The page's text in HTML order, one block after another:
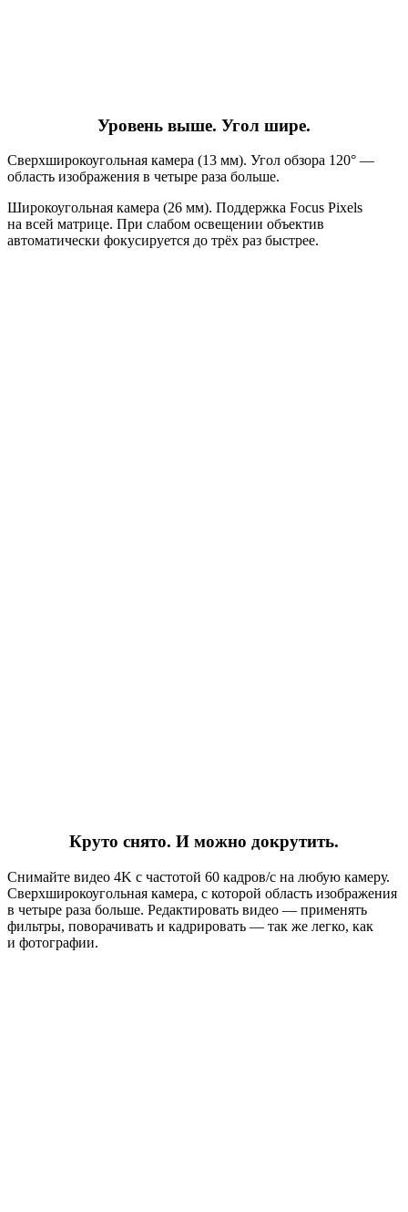
Уровень выше. Угол шире.
Сверхширокоугольная камера (13 мм). Угол обзора 120° —
область изображения в четыре раза больше.
Широкоугольная камера (26 мм). Поддержка Focus Pixels
на всей матрице. При слабом освещении объектив
автоматически фокусируется до трёх раз быстрее.
Круто снято. И можно докрутить.
Снимайте видео 4K с частотой 60 кадров/с на любую камеру.
Сверхширокоугольная камера, с которой область изображения
в четыре раза больше. Редактировать видео — применять
фильтры, поворачивать и кадрировать — так же легко, как
и фотографии.